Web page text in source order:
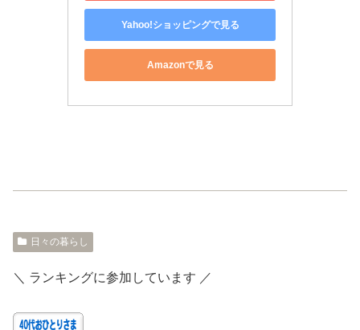
Yahoo!ショッピングで見る
Amazonで見る
日々の暮らし
＼ ランキングに参加しています ／